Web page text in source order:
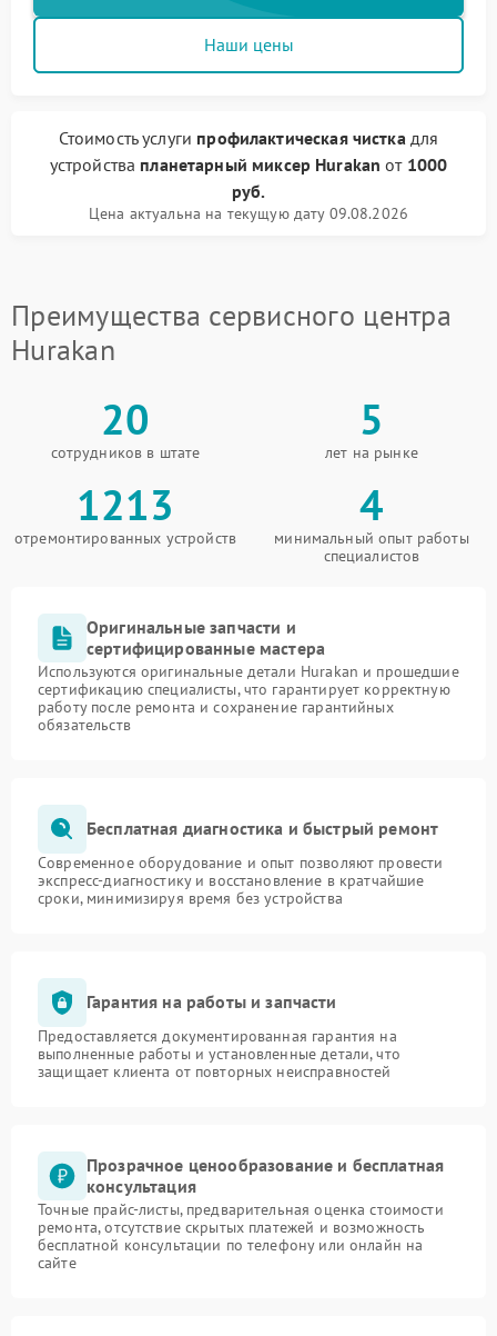
Наши цены
Стоимость услуги профилактическая чистка для
устройства планетарный миксер Hurakan от 1000
руб.
Цена актуальна на текущую дату 09.08.2026
Преимущества сервисного центра
Hurakan
20
сотрудников в штате
5
лет на рынке
1213
отремонтированных устройств
4
минимальный опыт работы
специалистов
Оригинальные запчасти и
сертифицированные мастера
Используются оригинальные детали Hurakan и прошедшие
сертификацию специалисты, что гарантирует корректную
работу после ремонта и сохранение гарантийных
обязательств
Бесплатная диагностика и быстрый ремонт
Современное оборудование и опыт позволяют провести
экспресс-диагностику и восстановление в кратчайшие
сроки, минимизируя время без устройства
Гарантия на работы и запчасти
Предоставляется документированная гарантия на
выполненные работы и установленные детали, что
защищает клиента от повторных неисправностей
Прозрачное ценообразование и бесплатная
консультация
Точные прайс-листы, предварительная оценка стоимости
ремонта, отсутствие скрытых платежей и возможность
бесплатной консультации по телефону или онлайн на
сайте